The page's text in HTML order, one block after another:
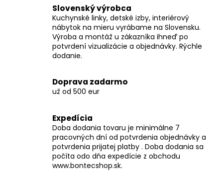
Slovenský výrobca
Kuchynské linky, detské izby, interiérový
nábytok na mieru vyrábame na Slovensku.
Výroba a montáž u zákazníka ihneď po
potvrdení vizualizácie a objednávky. Rýchle
dodanie.
Doprava zadarmo
už od 500 eur
Expedícia
Doba dodania tovaru je minimálne 7
pracovných dní od potvrdenia objednávky a
potvrdenia prijatej platby . Doba dodania sa
počíta odo dňa expedície z obchodu
www.bontecshop.sk.